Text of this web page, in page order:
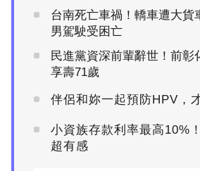
台南死亡車禍！轎車遭大貨
男駕駛受困亡
民進黨資深前輩辭世！前彰
享壽71歲
伴侶和妳一起預防HPV，
小資族存款利率最高10%
超有感